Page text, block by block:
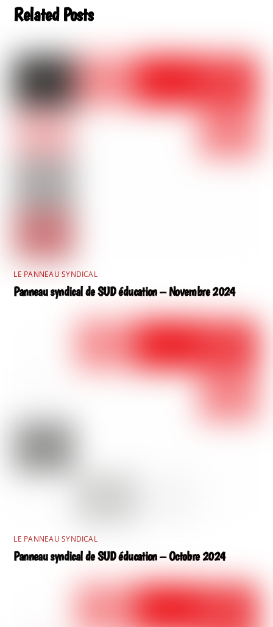
Related Posts
LE PANNEAU SYNDICAL
Panneau syndical de SUD éducation – Novembre 2024
LE PANNEAU SYNDICAL
Panneau syndical de SUD éducation – Octobre 2024